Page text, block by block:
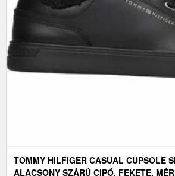
TOMMY HILFIGER CASUAL CUPSOLE
ALACSONY SZÁRÚ CIPŐ, FEKETE,